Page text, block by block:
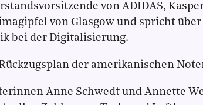
von ADIDAS,
von Glasgow und spricht über
bei der Digitalisierung.
der amerikanischen
Anne Schwedt und Annette